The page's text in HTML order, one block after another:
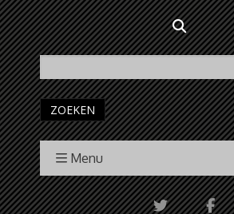
ZOEKEN
Menu